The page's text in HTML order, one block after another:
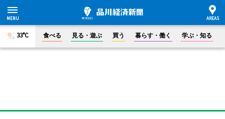
33°C 食べる 見る・遊ぶ 買う 暮らす・働く 学ぶ・知る